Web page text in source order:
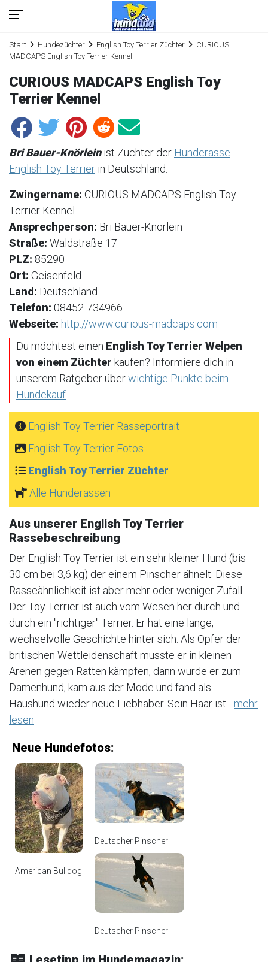
Start Hundezüchter English Toy Terrier Züchter
CURIOUS
MADCAPS English Toy Terrier Kennel
CURIOUS MADCAPS English Toy
Terrier Kennel
Bri Bauer-Knörleinist Züchter der Hunderasse
English Toy Terrier in Deutschland.
Zwingername: CURIOUS MADCAPS English Toy
Terrier Kennel
Ansprechperson: Bri Bauer-Knörlein
Straße: Waldstraße 17
PLZ: 85290
Ort: Geisenfeld
Land: Deutschland
Telefon: 08452-734966
Webseite: http://www.curious-madcaps.com
Du möchtest einen English Toy Terrier Welpen
von einem Züchter kaufen? Informiere dich in
unserem Ratgeber überwichtige Punkte beim
Hundekauf
English Toy Terrier Rasseportrait
English Toy Terrier Fotos
English Toy Terrier Züchter
Alle Hunderassen
Aus unserer English Toy Terrier
Rassebeschreibung
Der English Toy Terrier ist ein sehr kleiner Hund (bis
30 cm bei 3,6 kg) der einem Pinscher ähnelt. Diese
Rasseähnlichkeit ist aber mehr oder weniger Zufall.
Der Toy Terrier ist auch vom Wesen her durch und
durch ein "richtiger" Terrier. Er hat eine lange,
wechselvolle Geschichte hinter sich: Als Opfer der
britischen Wettleidenschaft musste er in kleinen
Arenen gegen Ratten kämpfen, dann wurde er zum
Damenhund, kam aus der Mode und fand als
Haushund wieder neue Liebhaber. Sein Haar ist... mehr
lesen
Neue Hundefotos:
American Bulldog
Deutscher Pinscher
Deutscher Pinscher